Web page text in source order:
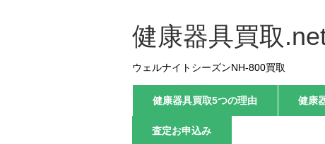
健康器具買取
ウェルナイトシーズンNH-800買取
健康器具買取5つの理由 健康
査定お申込み